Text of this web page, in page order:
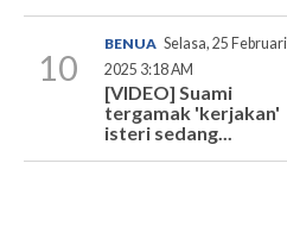
10
BENUA Selasa, 25 Februari
2025 3:18 AM
[VIDEO] Suami
tergamak 'kerjakan'
isteri sedang...